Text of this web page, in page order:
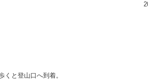
と登山口へ到着。